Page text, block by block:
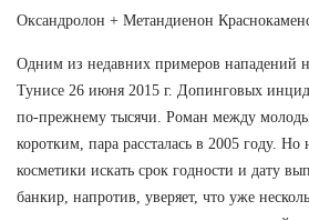
Оксандролон + Метандиенон
Одним из недавних примеров нападений
Тунисе 26 июня 2015 г. Допинговых
по-прежнему тысячи. Роман между
коротким, пара рассталась в 2005 году.
косметики искать срок годности и дату
банкир, напротив, уверяет, что уже